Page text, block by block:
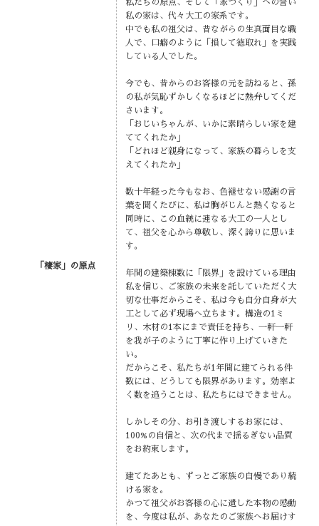
「棲家」の原点
私たちの原点、そして「家づくり」への誓い
私の家は、代々大工の家系です。
中でも私の祖父は、昔ながらの生真面目な職
人で、口癖のように「損して徳取れ」を実践
している人でした。
今でも、昔からのお客様の元を訪ねると、孫
の私が気恥ずかしくなるほどに熱弁してくだ
さいます。
「おじいちゃんが、いかに素晴らしい家を建
ててくれたか」
「どれほど親身になって、家族の暮らしを支
えてくれたか」
数十年経った今もなお、色褪せない感謝の言
葉を聞くたびに、私は胸がじんと熱くなると
同時に、この血統に連なる大工の一人とし
て、祖父を心から尊敬し、深く誇りに思いま
す。
年間の建築棟数に「限界」を設けている理由
私を信じ、ご家族の未来を託していただく大
切な仕事だからこそ、私は今も自分自身が大
工として必ず現場へ立ちます。構造の1ミ
リ、木材の1本にまで責任を持ち、一軒一軒
を我が子のように丁寧に作り上げていきた
い。
だからこそ、私たちが1年間に建てられる件
数には、どうしても限界があります。効率よ
く数を追うことは、私たちにはできません。
しかしその分、お引き渡しするお家には、
100%の自信と、次の代まで揺るぎない品質
をお約束します。
建てたあとも、ずっとご家族の自慢であり続
ける家を。
かつて祖父がお客様の心に遺した本物の感動
を、今度は私が、あなたのご家族へお届けす